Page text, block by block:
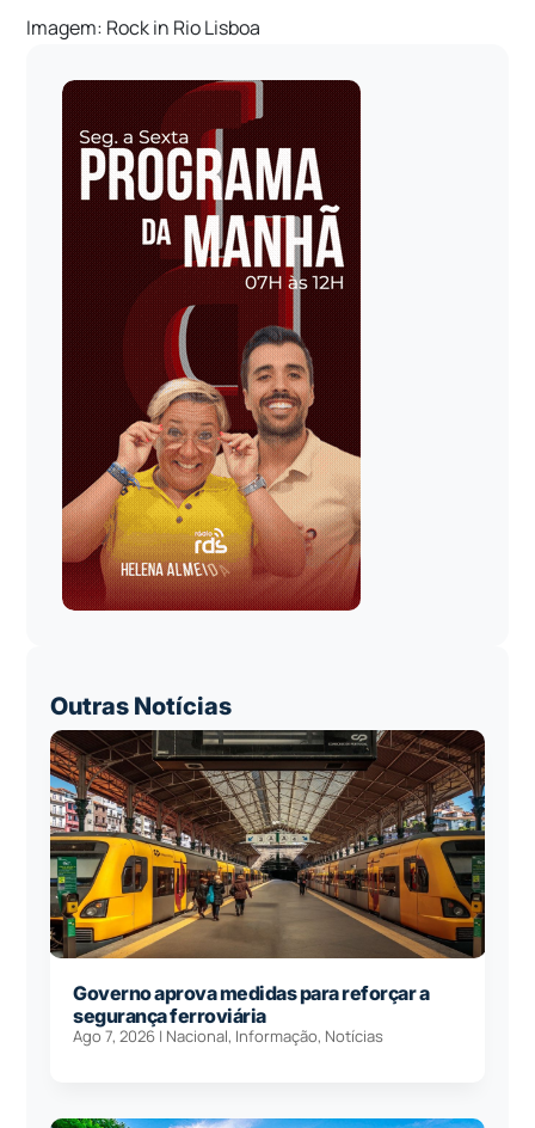
Imagem: Rock in Rio Lisboa
Outras Notícias
Governo aprova medidas para reforçar a
segurança ferroviária
Ago 7, 2026 | Nacional, Informação, Notícias